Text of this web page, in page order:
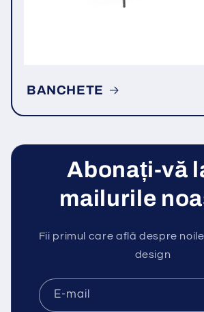
BANCHETE
Abonați-vă
mailurile
Fii primul care află despre
design
E-mail